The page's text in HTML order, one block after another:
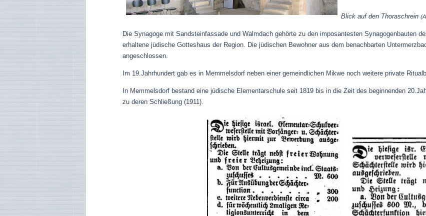
Blick auf den Thoraschrein
Die Synagoge mit Sandsteinfassade und Walmdach gehörte zu den imposantesten Synagogenbauten
erhaltene jüdische Gotteshaus der Region. Die jüdischen Bewohner aus dem benachbarten
angeschlossen.
Im 19.Jahrhundert gab es in Memmelsdorf neben einer gemeindlichen Mikwe noch weitere private
In Memmelsdorf bestand eine jüdische Elementarschule seit 1819 bis in die Zeit des beginnenden
zu deren Schließung (1911).